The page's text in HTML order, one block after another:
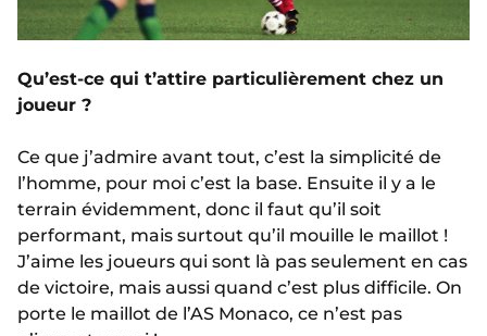
Qu’est-ce qui t’attire particulièrement chez un
joueur ?
Ce que j’admire avant tout, c’est la simplicité de
l’homme, pour moi c’est la base. Ensuite il y a le
terrain évidemment, donc il faut qu’il soit
performant, mais surtout qu’il mouille le maillot !
J’aime les joueurs qui sont là pas seulement en cas
de victoire, mais aussi quand c’est plus difficile. On
porte le maillot de l’AS Monaco, ce n’est pas